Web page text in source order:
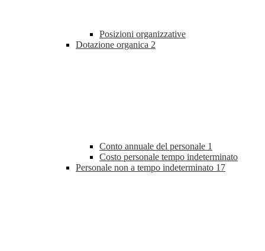
Posizioni organizzative
Dotazione organica 2
Conto annuale del personale 1
Costo personale tempo indeterminato
Personale non a tempo indeterminato 17